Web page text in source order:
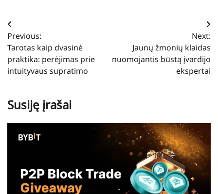
Navigacija
tarp
įrašų
Previous:
Tarotas kaip dvasinė
praktika: perėjimas prie
intuityvaus supratimo
Next:
Jaunų žmonių klaidas
nuomojantis būstą įvardijo
ekspertai
Susiję įrašai